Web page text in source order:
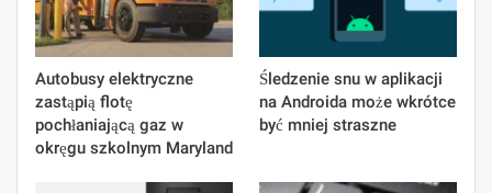
Autobusy elektryczne
zastąpią flotę
pochłaniającą gaz w
okręgu szkolnym Maryland
Śledzenie snu w aplikacji
na Androida może wkrótce
być mniej straszne